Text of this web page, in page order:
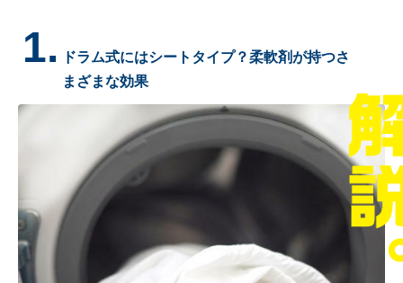
1.
ドラム式にはシートタイプ？柔軟剤が持つさ
まざまな効果